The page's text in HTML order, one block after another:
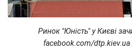
Ринок "Юність" у Києві
facebook.com/